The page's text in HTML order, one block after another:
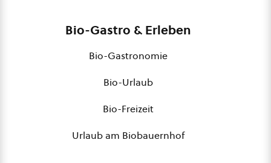
Bio-Gastro & Erleben
Bio-Gastronomie
Bio-Urlaub
Bio-Freizeit
Urlaub am Biobauernhof